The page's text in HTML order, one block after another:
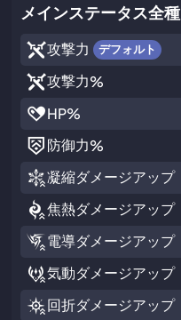
メインステータス全種
攻撃力 デフォルト
攻撃力%
HP%
防御力%
凝縮ダメージアップ
焦熱ダメージアップ
電導ダメージアップ
気動ダメージアップ
回折ダメージアップ